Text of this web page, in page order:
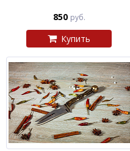
850 руб.
Купить